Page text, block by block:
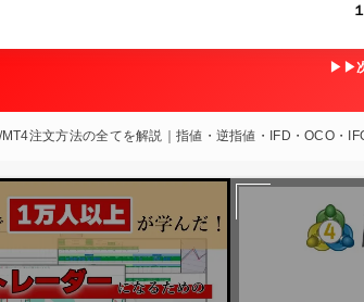
▶▶
MT4注文方法の全てを解説｜指値・逆指値・IFD・OCO・